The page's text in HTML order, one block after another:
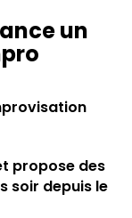
un
propose des
soir depuis le